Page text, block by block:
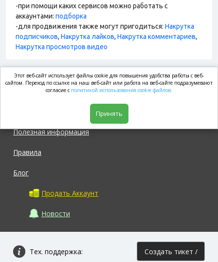
-при помощи каких сервисов можно работать с
аккаунтами: подборка
-для продвижения также могут пригодиться: Накрутка
подписчиков, Накрутка лайков, Накрутка комментариев,
Накрутка просмотров видео
market.com
Полезная информация
Правила
Блог
Продать Аккаунт
Новости
Тех. поддержка:
Создать тикет /
Этот веб-сайт использует файлы cookie для повышения удобства работы с веб-
сайтом. Переход по ссылке на наш веб-сайт или работа на веб-сайте подразумевают
согласие с политикой использования cookie файлов.
Принять